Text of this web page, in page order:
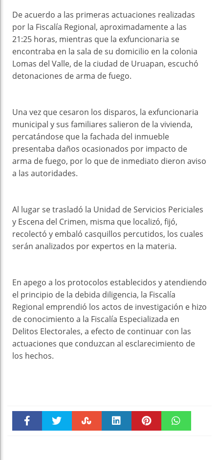
De acuerdo a las primeras actuaciones realizadas
por la Fiscalía Regional, aproximadamente a las
21:25 horas, mientras que la exfuncionaria se
encontraba en la sala de su domicilio en la colonia
Lomas del Valle, de la ciudad de Uruapan, escuchó
detonaciones de arma de fuego.
Una vez que cesaron los disparos, la exfuncionaria
municipal y sus familiares salieron de la vivienda,
percatándose que la fachada del inmueble
presentaba daños ocasionados por impacto de
arma de fuego, por lo que de inmediato dieron aviso
a las autoridades.
Al lugar se trasladó la Unidad de Servicios Periciales
y Escena del Crimen, misma que localizó, fijó,
recolectó y embaló casquillos percutidos, los cuales
serán analizados por expertos en la materia.
En apego a los protocolos establecidos y atendiendo
el principio de la debida diligencia, la Fiscalía
Regional emprendió los actos de investigación e hizo
de conocimiento a la Fiscalía Especializada en
Delitos Electorales, a efecto de continuar con las
actuaciones que conduzcan al esclarecimiento de
los hechos.